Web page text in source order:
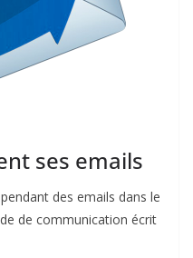
ses emails
des emails dans le
de communication écrit